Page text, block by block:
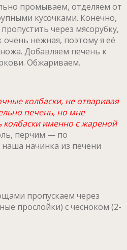
промываем, отделяем от
кусочками. Конечно,
через мясорубку,
очень нежная, поэтому я её
Добавляем печень к
Обжариваем.
колбаски, не отваривая
печень, но мне
колбаски именно с жареной
перчим — по
начинка из печени
пропускаем через
прослойки) с чесноком (2-